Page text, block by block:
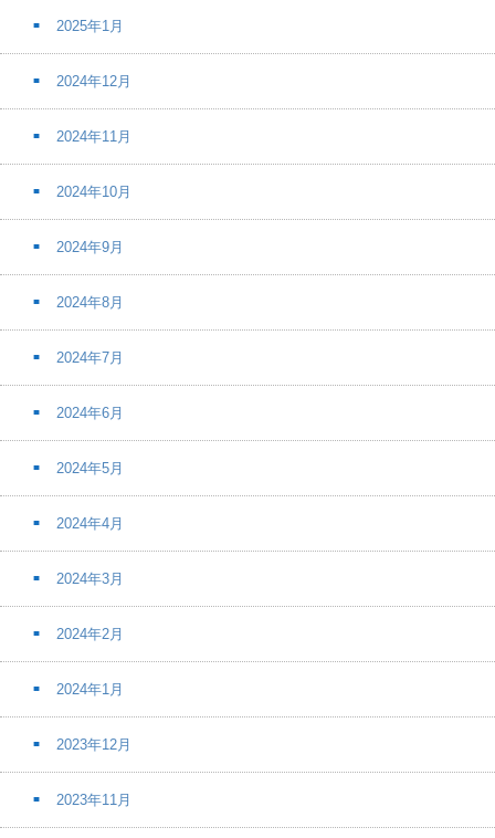
2025年1月
2024年12月
2024年11月
2024年10月
2024年9月
2024年8月
2024年7月
2024年6月
2024年5月
2024年4月
2024年3月
2024年2月
2024年1月
2023年12月
2023年11月